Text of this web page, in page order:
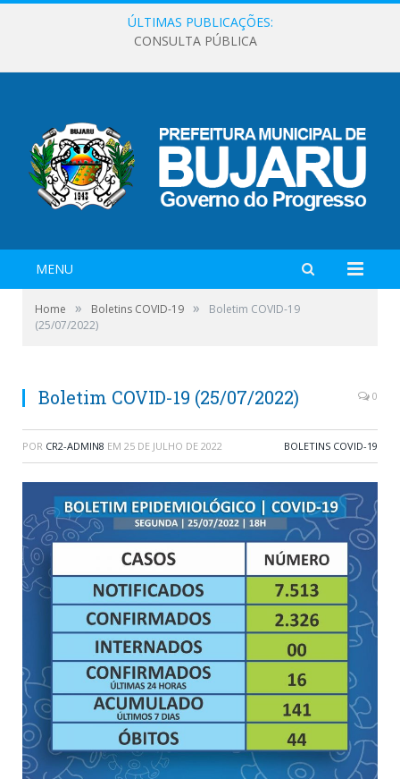
ÚLTIMAS PUBLICAÇÕES:
CONSULTA PÚBLICA
MENU
Home » Boletins COVID-19 »
Boletim COVID-19
(25/07/2022)
Boletim COVID-19 (25/07/2022) 0
POR CR2-ADMIN8 EM 25 DE JULHO DE 2022 BOLETINS COVID-19